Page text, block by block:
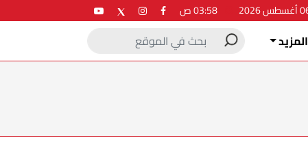
المزيد